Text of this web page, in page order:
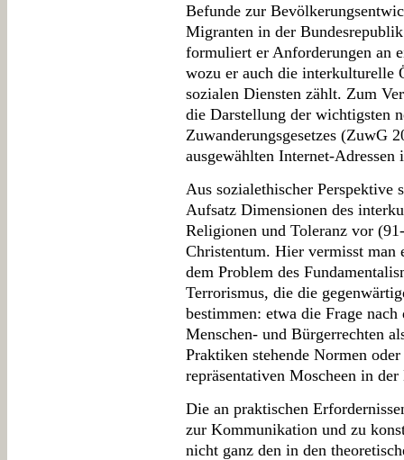
Befunde zur
Migranten in der
formuliert er Anforderungen an
wozu er auch die interkulturelle
sozialen Diensten zählt. Zum
die Darstellung der wichtigsten
Zuwanderungsgesetzes (ZuwG
ausgewählten Internet-
Aus sozialethischer Perspektive
Aufsatz Dimensionen des
Religionen und Toleranz vor
Christentum. Hier vermisst man
dem Problem des
Terrorismus, die die
bestimmen: etwa die Frage
Menschen- und Bürgerrechten
Praktiken stehende Normen
repräsentativen Moscheen in
Die an praktischen
zur Kommunikation und zu
nicht ganz den in den